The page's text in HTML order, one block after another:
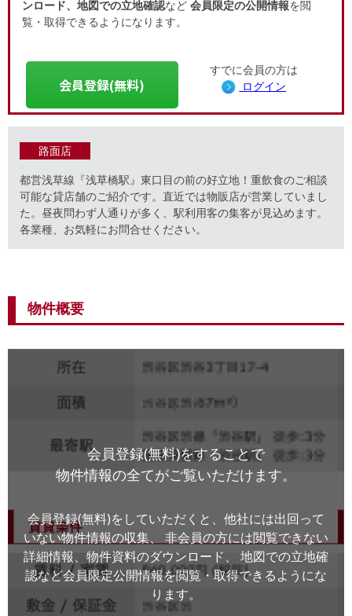
ンロード、地図での立地確認など 会員限定の公開情報を閲
覧・取得できるようになります。
会員登録(無料)
すでに会員の方は
ログイン
路面店
都営浅草線『浅草橋駅』東口目の前の好立地！重飲食のご相談
可能な貸店舗のご紹介です。直近では物販店が営業していまし
た。昼夜問わず人通りが多く、駅利用客の集客が見込めます。
各業種、お気軽にお問合せください。
物件概要
会員登録(無料)をすることで
物件情報の全てがご覧いただけます。
会員登録(無料)をしていただくと、他社には出回って
いない物件情報の収集、
非会員の方には閲覧できない
詳細情報、物件資料のダウンロード、
地図での立地確
認など会員限定公開情報を閲覧・取得できるようにな
ります。